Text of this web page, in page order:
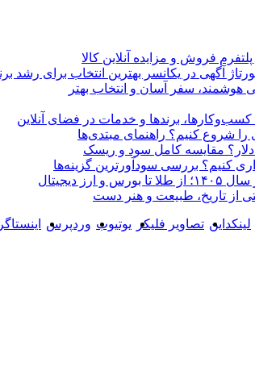
فروش و مزایده آنلاین کالا
آگهی در یکانسر بهترین انتخاب برای رشد
هوشمند، سفر آسان و انتخاب بهتر
برندها و خدمات در فضای آنلاین
شروع کنیم؟ راهنمای مبتدی‌ها
دلار؟ مقایسه کامل سود و ریسک
دیجیتال
از تاریخ، طبیعت و هنر دست
لینکداین تصاویر فلیکر یوتیوب وردپرس